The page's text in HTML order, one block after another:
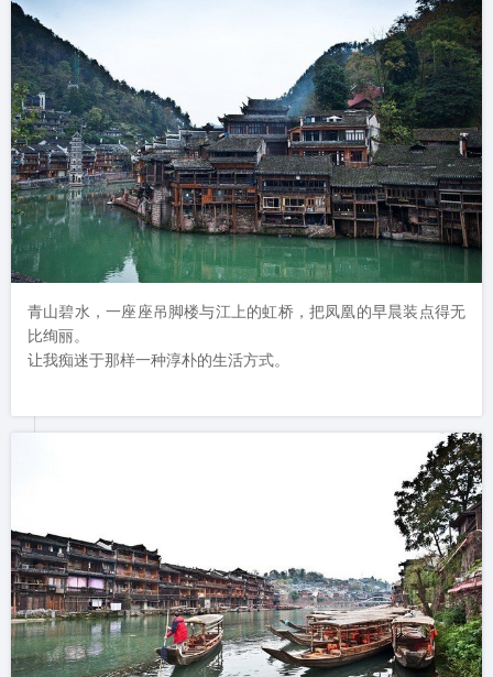
青山碧水，一座座吊脚楼与江上的虹桥，把凤凰的早晨装点得无
比绚丽。
让我痴迷于那样一种淳朴的生活方式。